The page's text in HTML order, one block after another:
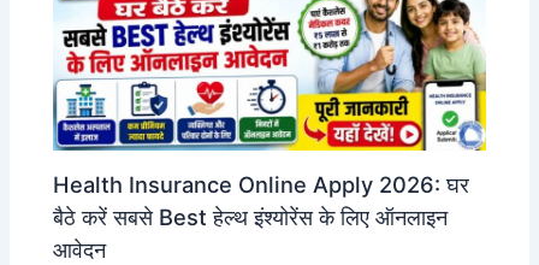
Health Insurance Online Apply 2026: घर
बैठे करें सबसे Best हेल्थ इंश्योरेंस के लिए ऑनलाइन
आवेदन